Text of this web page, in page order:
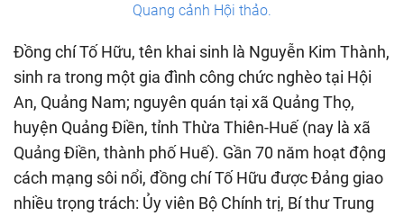
Quang cảnh Hội thảo.
Đồng chí Tố Hữu, tên khai sinh là Nguyễn Kim Thành,
sinh ra trong một gia đình công chức nghèo tại Hội
An, Quảng Nam; nguyên quán tại xã Quảng Thọ,
huyện Quảng Điền, tỉnh Thừa Thiên-Huế (nay là xã
Quảng Điền, thành phố Huế). Gần 70 năm hoạt động
cách mạng sôi nổi, đồng chí Tố Hữu được Đảng giao
nhiều trọng trách: Ủy viên Bộ Chính trị, Bí thư Trung